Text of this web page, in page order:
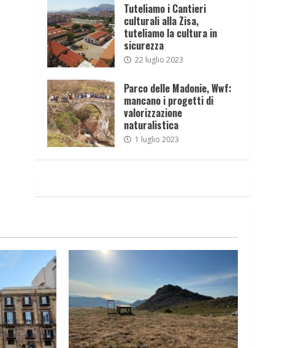
Tuteliamo i Cantieri
culturali alla Zisa,
tuteliamo la cultura in
sicurezza
22 luglio 2023
Parco delle Madonie, Wwf:
mancano i progetti di
valorizzazione
naturalistica
1 luglio 2023